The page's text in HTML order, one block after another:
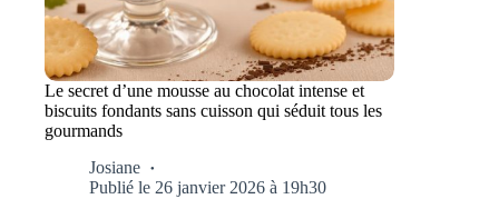
Le secret d’une mousse au chocolat intense et
biscuits fondants sans cuisson qui séduit tous les
gourmands
Josiane
Publié le 26 janvier 2026 à 19h30